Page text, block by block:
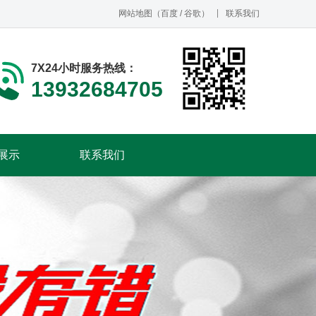
网站地图 （百度 /谷歌 ） 联系我们
7X24小时服务热线：
13932684705
示 联系我们